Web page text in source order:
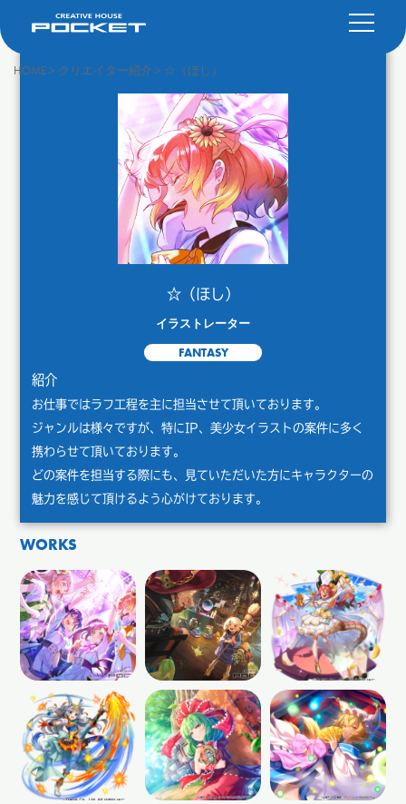
HOME> クリエイター紹介 > ☆（ほし）
☆（ほし）
イラストレーター
FANTASY
紹介
お仕事ではラフ工程を主に担当させて頂いております。
ジャンルは様々ですが、特にIP、美少女イラストの案件に多く
携わらせて頂いております。
どの案件を担当する際にも、見ていただいた方にキャラクターの
魅力を感じて頂けるよう心がけております。
WORKS